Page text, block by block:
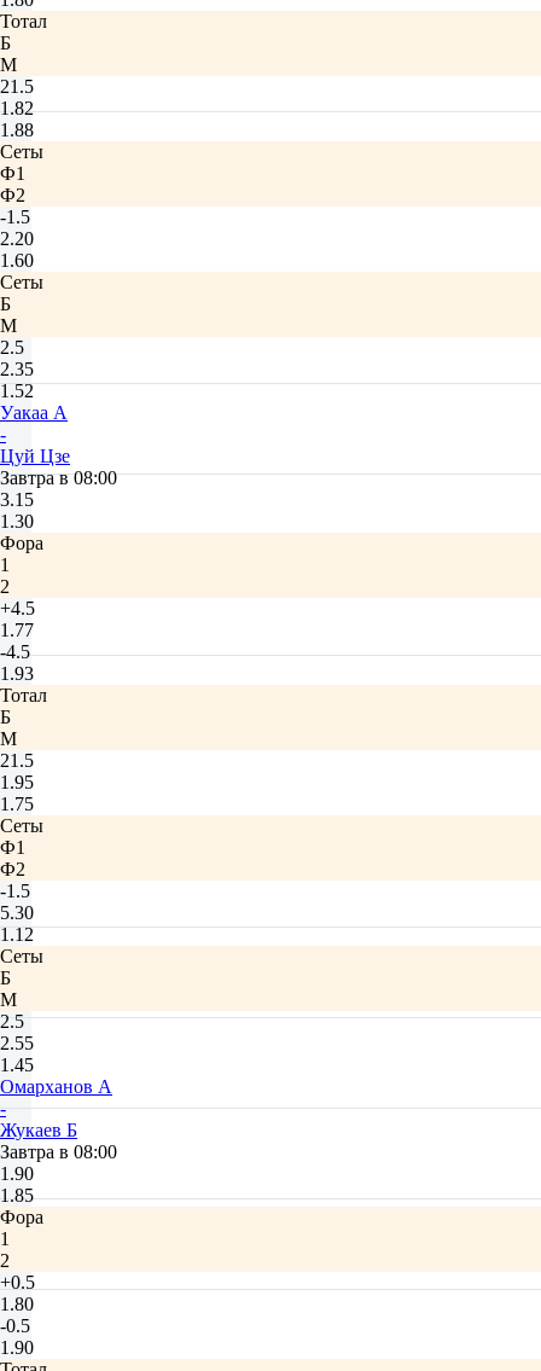
Тотал
Б
М
21.5
1.82
1.88
Сеты
Ф1
Ф2
-1.5
2.20
1.60
Сеты
Б
М
2.5
2.35
1.52
Уакаа А
-
Цуй Цзе
Завтра в 08:00
3.15
1.30
Фора
1
2
+4.5
1.77
-4.5
1.93
Тотал
Б
М
21.5
1.95
1.75
Сеты
Ф1
Ф2
-1.5
5.30
1.12
Сеты
Б
М
2.5
2.55
1.45
Омарханов А
-
Жукаев Б
Завтра в 08:00
1.90
1.85
Фора
1
2
+0.5
1.80
-0.5
1.90